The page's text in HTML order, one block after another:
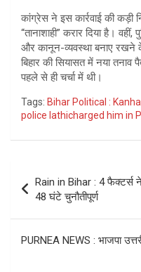
कांग्रेस ने इस कार्रवाई की कड़ी
“तानाशाही” करार दिया है।
और कानून-व्यवस्था बनाए रखने
बिहार की सियासत में नया तनाव
पहले से ही चर्चा में थी।
Tags: Bihar Political :
police lathicharged him in
navigation
Rain in Bihar : 4 फैक्टर्स
48 घंटे चुनौतीपूर्ण
PURNEA NEWS : भाजपा